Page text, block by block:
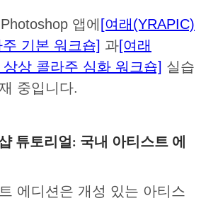
앱에 [여래(YRAPIC)
기본 워크숍] 과[여래
상 콜라주 심화 워크숍] 실습
중입니다.
튜토리얼: 국내 아티스트 에
에디션은 개성 있는 아티스